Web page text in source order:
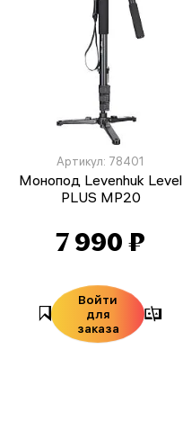
Артикул: 78401
Монопод Levenhuk Level
PLUS MP20
7 990 ₽
Войти
для
заказа